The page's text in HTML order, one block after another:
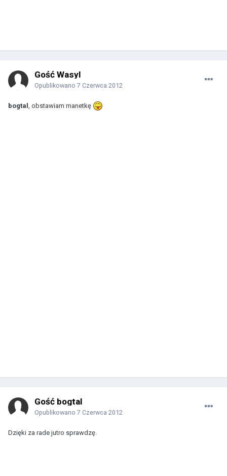
Gość Wasyl
Opublikowano 7 Czerwca 2012
bogtal , obstawiam manetkę
Gość bogtal
Opublikowano 7 Czerwca 2012
Dzięki za rade jutro sprawdzę.